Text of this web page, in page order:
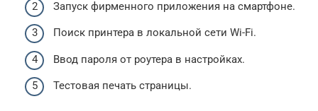
Запуск фирменного приложения на смартфоне.
Поиск принтера в локальной сети Wi-Fi.
Ввод пароля от роутера в настройках.
Тестовая печать страницы.